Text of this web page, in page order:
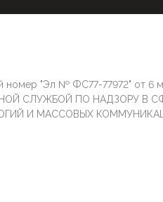
номер "Эл № ФС77-77972" от 6
СЛУЖБОЙ ПО НАДЗОРУ В
И МАССОВЫХ